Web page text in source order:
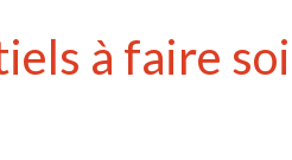
à faire